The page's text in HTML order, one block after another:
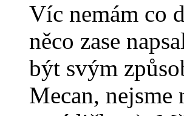
Víc nemám co
něco zase
být svým
Mecan,